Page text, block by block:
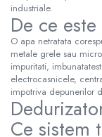
industriale.
De ce
O apa netratata
metale grele sau
impuritati,
electrocasnicele,
impotriva depunerilor
Ce sistem